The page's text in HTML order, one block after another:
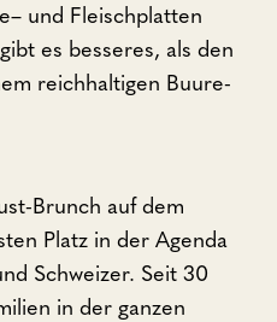
und Fleischplatten
es besseres, als den
reichhaltigen Buure-
Brunch auf dem
Platz in der Agenda
Schweizer. Seit 30
in der ganzen